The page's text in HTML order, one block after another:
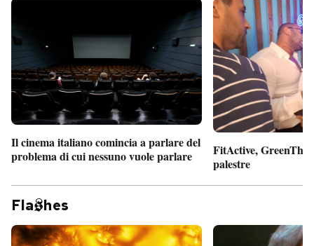
Il cinema italiano comincia a parlare del
problema di cui nessuno vuole parlare
FitActive,
palestre
Fla hes